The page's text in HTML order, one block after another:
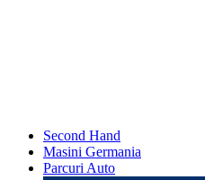
Second Hand
Masini Germania
Parcuri Auto